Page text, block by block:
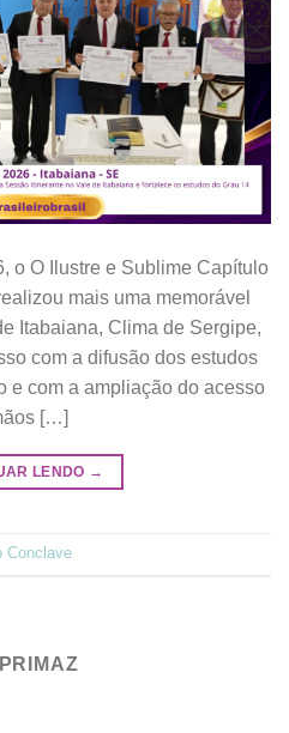
o O Ilustre e Sublime Capítulo
mais uma memorável
Itabaiana, Clima de Sergipe,
com a difusão dos estudos
e com a ampliação do acesso
[…]
LENDO →
Conclave